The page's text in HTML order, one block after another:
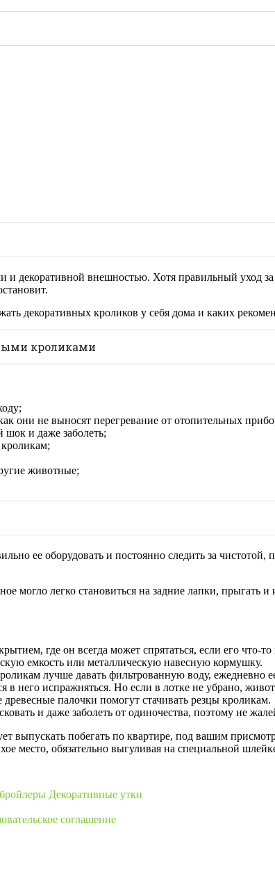
и декоративной внешностью. Хотя правильный уход
декоративных кроликов у себя дома и каких
кроликами
они не выносят перегревание от отопительных
шок и даже заболеть;
животные;
ее оборудовать и постоянно следить за
могло легко становиться на задние лапки,
где он всегда может спрятаться, если его что-то
емкость или металлическую навесную кормушку.
лучше давать фильтрованную воду, ежедневно
него испражняться. Но если в лотке не убрано,
палочки помогут стачивать резцы кроликам.
и даже заболеть от одиночества, поэтому не
выпускать побегать по квартире, под вашим
место, обязательно выгуливая на специальной
Декоративные утки
соглашение